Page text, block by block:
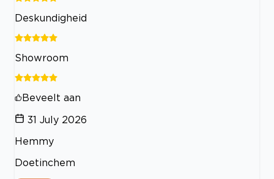
Deskundigheid
Showroom
Beveelt aan
31 July 2026
Hemmy
Doetinchem